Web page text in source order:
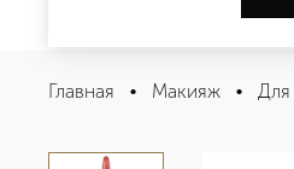
ROUGE ARTIST SHINE ON
Главная • Макияж • Для